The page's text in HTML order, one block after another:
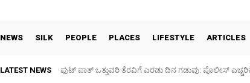
NEWS SILK PEOPLE PLACES LIFESTYLE ARTICLES
LATEST NEWSಫುಟ್‌ ಪಾತ್ ಒತ್ತುವರಿ ತೆರವಿಗೆ ಎರಡು ದಿನ ಗಡುವು: ಪೊಲೀಸ್ ಎಚ್ಚರಿಕೆ
ಪಶು ಆರೋಗ್ಯ ತಪಾಸಣೆ ಶಿಬಿರ: ಕೃಷಿ ವಿದ್ಯಾರ್ಥಿಗಳಿಂದ ಉಚಿತ ಚಿಕಿತ್ಸೆ